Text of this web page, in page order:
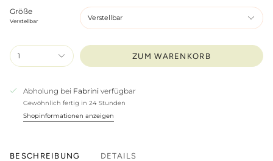
Größe
Verstellbar Verstellbar
1 ZUM WARENKORB
Abholung bei Fabrini verfügbar
Gewöhnlich fertig in 24 Stunden
Shopinformationen anzeigen
BESCHREIBUNG DETAILS